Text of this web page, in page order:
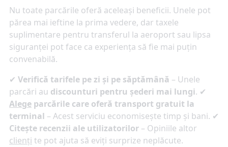
Nu toate parcările oferă aceleași beneficii. Unele pot
părea mai ieftine la prima vedere, dar taxele
suplimentare pentru transferul la aeroport sau lipsa
siguranței pot face ca experiența să fie mai puțin
convenabilă.
✔ Verifică tarifele pe zi și pe săptămână – Unele
parcări au discounturi pentru șederi mai lungi. ✔
Alege parcările care oferă transport gratuit la
terminal – Acest serviciu economisește timp și bani. ✔
Citește recenzii ale utilizatorilor – Opiniile altor
clienți te pot ajuta să eviți surprize neplăcute.